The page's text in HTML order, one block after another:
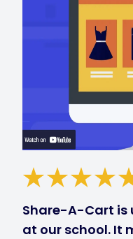
Share-A-Cart is
at our school. It